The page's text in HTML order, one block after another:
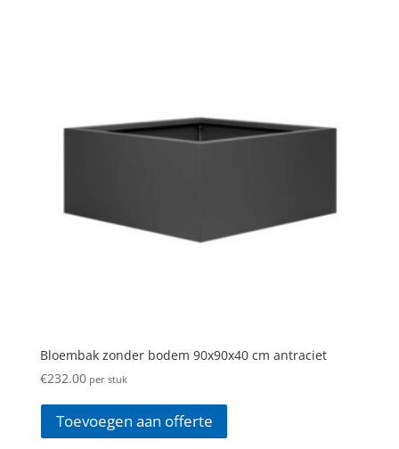
Bloembak zonder bodem 90x90x40 cm antraciet
€232.00per stuk
Toevoegen aan offerte